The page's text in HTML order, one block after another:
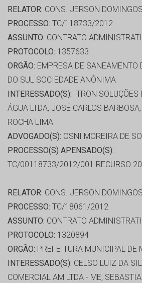
RELATOR: CONS. JERSON DOMINGOS
PROCESSO: TC/118733/2012
ASSUNTO: CONTRATO
PROTOCOLO: 1357633
ORGÃO: EMPRESA DE SANEAMENTO
DO SUL SOCIEDADE ANÔNIMA
INTERESSADO(S): ITRON
ÁGUA LTDA, JOSÉ CARLOS
ROCHA LIMA
ADVOGADO(S): OSNI MOREIRA DE
PROCESSO(S) APENSADO(S):
TC/00118733/2012/001 RECURSO
RELATOR: CONS. JERSON DOMINGOS
PROCESSO: TC/18061/2012
ASSUNTO: CONTRATO
PROTOCOLO: 1320894
ORGÃO: PREFEITURA MUNICIPAL DE
INTERESSADO(S): CELSO LUIZ DA
COMERCIAL AM LTDA - ME,